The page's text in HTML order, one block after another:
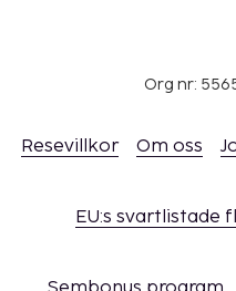
Org nr:
Resevillkor Om oss
EU:s svartlistade